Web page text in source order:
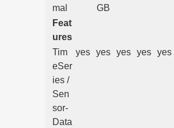
mal
GB
Feat
ures
Tim
eSer
ies /
Sen
sor-
Data
yes yes yes yes yes